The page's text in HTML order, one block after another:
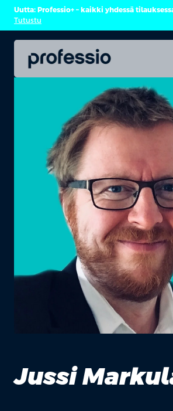
Uutta: Professio+ – kaikki yhdessä
Tutustu
Jussi